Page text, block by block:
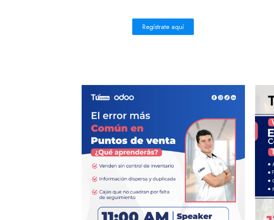
Regístrate aquí